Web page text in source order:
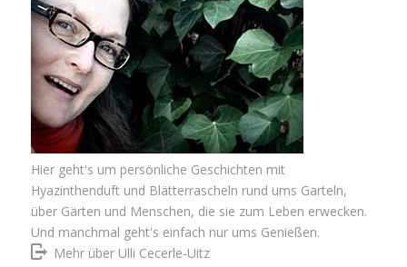
Hier geht's um persönliche Geschichten mit
Hyazinthenduft und Blätterrascheln rund ums Garteln,
über Gärten und Menschen, die sie zum Leben erwecken.
Und manchmal geht's einfach nur ums Genießen.
Mehr über Ulli Cecerle-Uitz